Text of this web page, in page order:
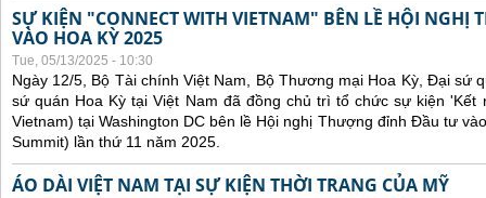
SỰ KIỆN "CONNECT WITH VIETNAM" BÊN LỀ HỘI
VÀO HOA KỲ 2025
Tue, 05/13/2025 - 10:30
Ngày 12/5, Bộ Tài chính Việt Nam, Bộ Thương mại Hoa Kỳ, Đại sứ
sứ quán Hoa Kỳ tại Việt Nam đã đồng chủ trì tổ chức sự kiện 'Kết
Vietnam) tại Washington DC bên lề Hội nghị Thượng đỉnh Đầu tư
Summit) lần thứ 11 năm 2025.
ÁO DÀI VIỆT NAM TẠI SỰ KIỆN THỜI TRANG CỦA MỸ